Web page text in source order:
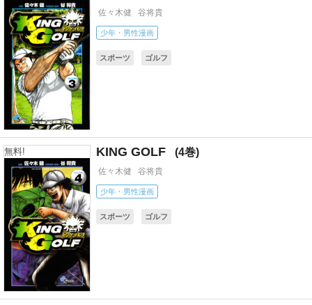
佐々木健 谷将貴
少年・男性漫画
スポーツ ゴルフ
無料! KING GOLF 4
佐々木健 谷将貴
少年・男性漫画
スポーツ ゴルフ